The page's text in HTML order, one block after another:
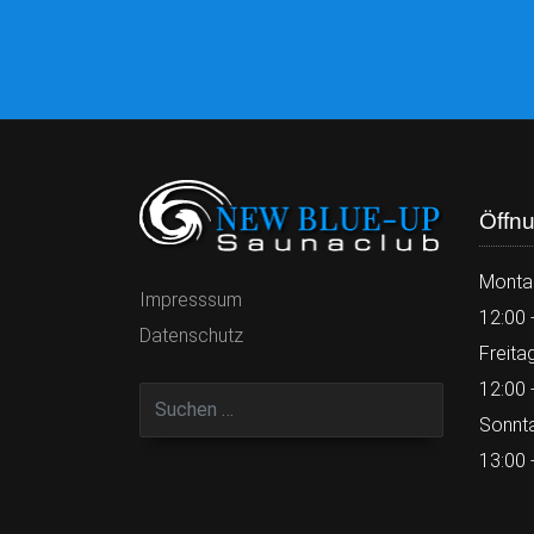
Impresssum
Datenschutz
12:00
12:00
13:00